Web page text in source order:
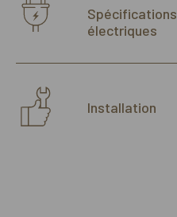
Spécifications
électriques
Installation